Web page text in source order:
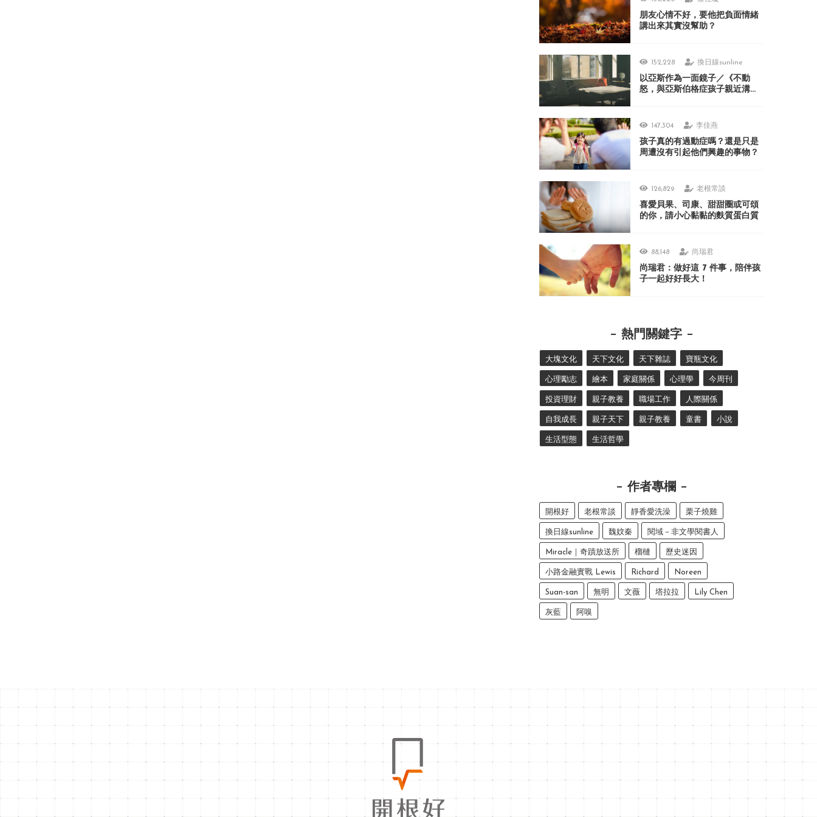
朋友心情不好，要他把負面情緒
講出來其實沒幫助？
152,228 換日線sunline
以亞斯作為一面鏡子／《不動
怒，與亞斯伯格症孩子親近溝
147,304 李佳燕
孩子真的有過動症嗎？還是只是
周遭沒有引起他們興趣的事物？
126,829 老根常談
喜愛貝果、司康、甜甜圈或可頌
的你，請小心黏黏的麩質蛋白質
88,148 尚瑞君
尚瑞君：做好這 7 件事，陪伴孩
子一起好好長大！
熱門關鍵字
大塊文化 天下文化 天下雜誌 寶瓶文化
心理勵志 繪本 家庭關係 心理學 今周刊
投資理財 親子教養 職場工作 人際關係
自我成長 親子天下 親子教養 童書 小說
生活型態 生活哲學
作者專欄
開根好 老根常談 靜香愛洗澡 栗子燒雞
換日線sunline 魏妏秦 閱域－非文學閱書人
Miracle｜奇蹟放送所 榴槤 歷史迷因
小路金融實戰 Lewis Richard Noreen
Suan-san 無明 文薇 塔拉拉 Lily Chen
灰藍 阿嗅